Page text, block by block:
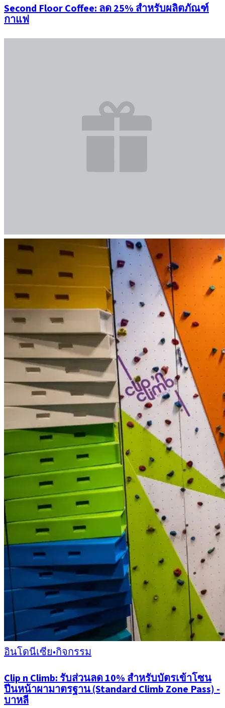
Second Floor Coffee: ลด 25% สำหรับผลิตภัณฑ์
กาแฟ
อินโดนีเซีย•กิจกรรม
Clip n Climb: รับส่วนลด 10% สำหรับบัตรเข้าโซน
ปีนหน้าผามาตรฐาน (Standard Climb Zone Pass) -
บาหลี